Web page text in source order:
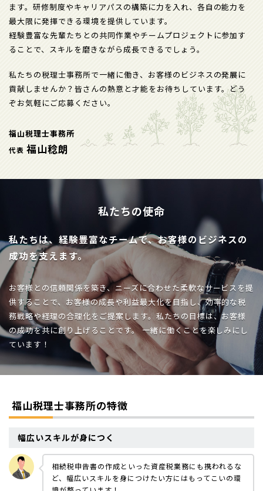
ます。研修制度やキャリアパスの構築に力を入れ、各自の能力を
最大限に発揮できる環境を提供しています。
経験豊富な先輩たちとの共同作業やチームプロジェクトに参加す
ることで、スキルを磨きながら成長できるでしょう。
私たちの税理士事務所で一緒に働き、お客様のビジネスの発展に
貢献しませんか？皆さんの熱意と才能をお待ちしています。どう
ぞお気軽にご応募ください。
福山税理士事務所
代表 福山稔朗
私たちの使命
私たちは、経験豊富なチームで、お客様のビジネスの
成功を支えます。
お客様との信頼関係を築き、ニーズに合わせた柔軟なサービスを提
供することで、 お客様の成長や利益最大化を目指し、効率的な税
務戦略や経理の合理化をご提案します。 私たちの目標は、お客様
の成功を共に創り上げることです。一緒に働くことを楽しみにし
ています！
福山税理士事務所の特徴
幅広いスキルが身につく
相続税申告書の作成といった資産税業務にも携われるな
ど、幅広いスキルを身につけたい方にはもってこいの環